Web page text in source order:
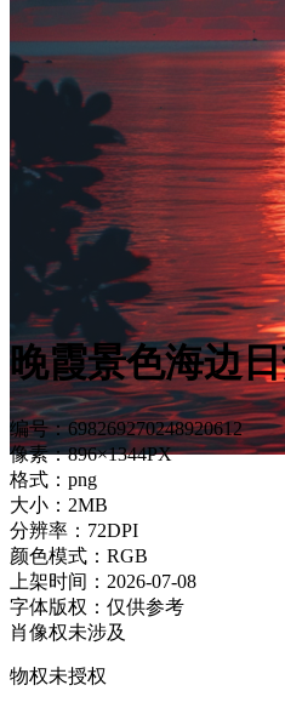
晚霞景色海边
编号：698269270248920612
像素：896×1344PX
格式：png
大小：2MB
分辨率：72DPI
颜色模式：RGB
上架时间：2026-07-08
字体版权：仅供参考
肖像权未涉及
物权未授权